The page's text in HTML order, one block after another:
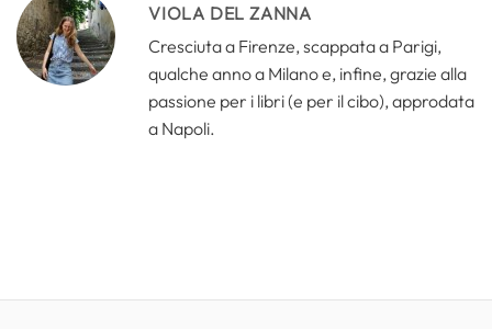
VIOLA DEL ZANNA
Cresciuta a Firenze, scappata a Parigi,
qualche anno a Milano e, infine, grazie alla
passione per i libri (e per il cibo), approdata
a Napoli.